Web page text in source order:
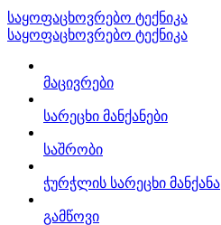
საყოფაცხოვრებო ტექნიკა
საყოფაცხოვრებო ტექნიკა
მაცივრები
სარეცხი მანქანები
საშრობი
ჭურჭლის სარეცხი მანქანა
გამწოვი